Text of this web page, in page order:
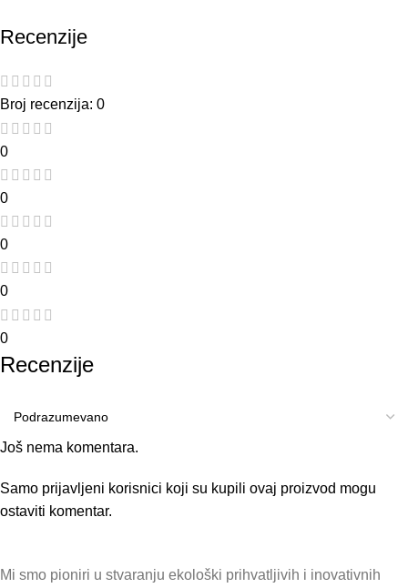
Recenzije
Broj recenzija: 0
0
0
0
0
0
Recenzije
Još nema komentara.
Samo prijavljeni korisnici koji su kupili ovaj proizvod mogu
ostaviti komentar.
Mi smo pioniri u stvaranju ekološki prihvatljivih i inovativnih